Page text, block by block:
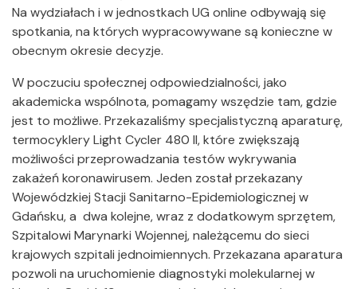
Na wydziałach i w jednostkach UG online odbywają się
spotkania, na których wypracowywane są konieczne w
obecnym okresie decyzje.
W poczuciu społecznej odpowiedzialności, jako
akademicka wspólnota, pomagamy wszędzie tam, gdzie
jest to możliwe. Przekazaliśmy specjalistyczną aparaturę,
termocyklery Light Cycler 480 II, które zwiększają
możliwości przeprowadzania testów wykrywania
zakażeń koronawirusem. Jeden został przekazany
Wojewódzkiej Stacji Sanitarno-Epidemiologicznej w
Gdańsku, a dwa kolejne, wraz z dodatkowym sprzętem,
Szpitalowi Marynarki Wojennej, należącemu do sieci
krajowych szpitali jednoimiennych. Przekazana aparatura
pozwoli na uruchomienie diagnostyki molekularnej w